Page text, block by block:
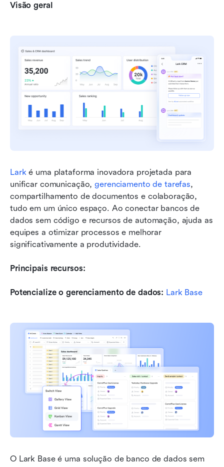
Visão geral
Lark é uma plataforma inovadora projetada para
unificar comunicação, gerenciamento de tarefas,
compartilhamento de documentos e colaboração,
tudo em um único espaço. Ao conectar bancos de
dados sem código e recursos de automação, ajuda as
equipes a otimizar processos e melhorar
significativamente a produtividade.
Principais recursos:
Potencialize o gerenciamento de dados: Lark Base
O Lark Base é uma solução de banco de dados sem